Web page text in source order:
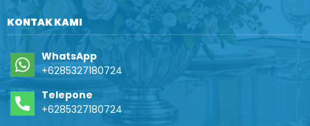
KONTAK KAMI
WhatsApp
+6285327180724
Telepone
+6285327180724